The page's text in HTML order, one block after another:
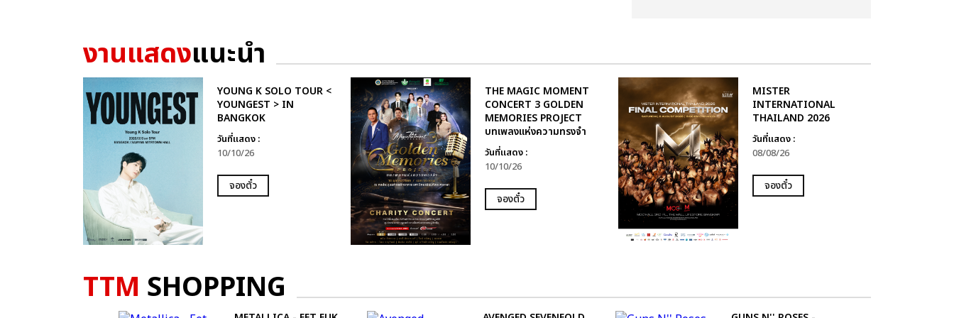
งานแสดงแนะนำ
YOUNG K SOLO TOUR <
YOUNGEST > IN
BANGKOK
วันที่แสดง :
10/10/26
จองตั๋ว
THE MAGIC MOMENT
CONCERT 3 GOLDEN
MEMORIES PROJECT
บทเพลงแห่งความทรงจำ
วันที่แสดง :
10/10/26
จองตั๋ว
MISTER
INTERNATIONAL
THAILAND 2026
วันที่แสดง :
08/08/26
จองตั๋ว
TTM SHOPPING